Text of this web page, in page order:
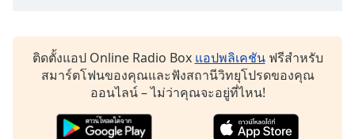
ติดตั้งแอป Online Radio Box แอปพลิเคชันฟรีสำหรับ
สมาร์ตโฟนของคุณและฟังสถานีวิทยุโปรดของคุณ
ออนไลน์ – ไม่ว่าคุณจะอยู่ที่ไหน!